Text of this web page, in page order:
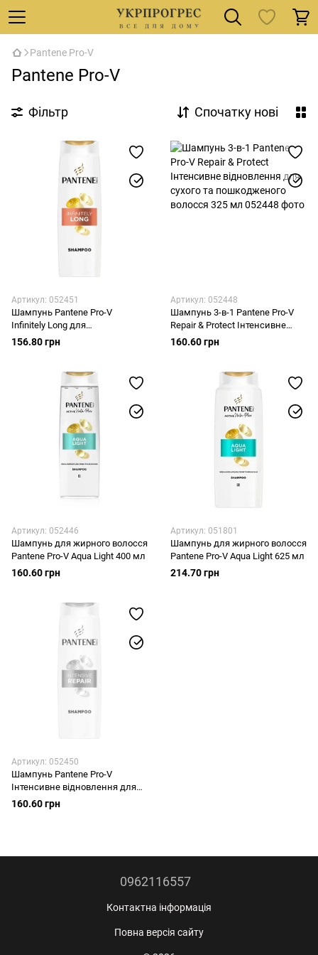
Pantene Pro-V
Pantene Pro-V
Фільтр Спочатку нові
Артикул: 052451
Шампунь Pantene Pro-V
Infinitely Long для
пошкодженого волосся 400 мл
156.80 грн
Артикул: 052448
Шампунь 3-в-1 Pantene Pro-V
Repair & Protect Інтенсивне
відновлення для сухого та
пошкодженого волосся 325 мл
160.60 грн
Артикул: 052446
Шампунь для жирного волосся
Pantene Pro-V Aqua Light 400 мл
160.60 грн
Артикул: 051801
Шампунь для жирного волосся
Pantene Pro-V Aqua Light 625 мл
214.70 грн
Артикул: 052450
Шампунь Pantene Pro-V
Інтенсивне відновлення для
сухого та пошкодженого
волосся 400 мл
160.60 грн
0962116557
Контактна інформація
Повна версія сайту